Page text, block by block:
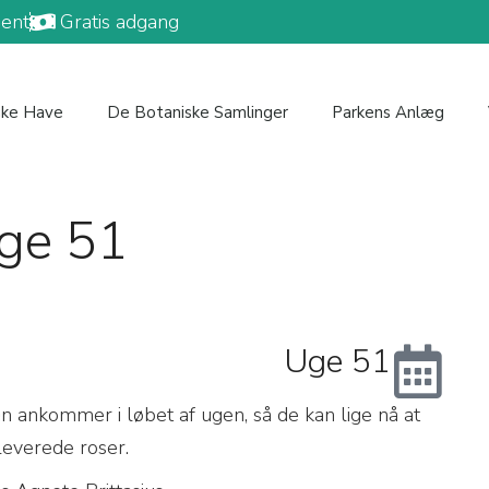
Gratis adgang
Have De Botaniske Samlinger Parkens Anlæg
51
Uge 51
ankommer i løbet af ugen, så de kan lige nå at
roser.